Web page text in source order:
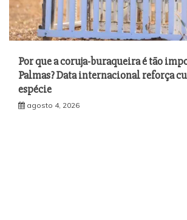
Por que a coruja-buraqueira é tão
Palmas? Data internacional reforça
espécie
agosto 4, 2026